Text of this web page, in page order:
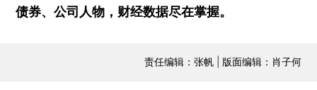
债券、公司人物，财经数据尽在掌握。
责任编辑：张帆 | 版面编辑：肖子何